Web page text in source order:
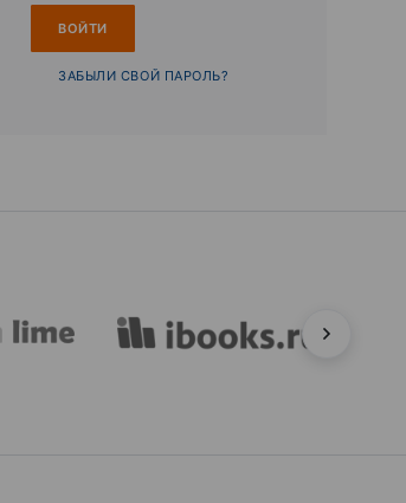
ЗАБЫЛИ СВОЙ ПАРОЛЬ?